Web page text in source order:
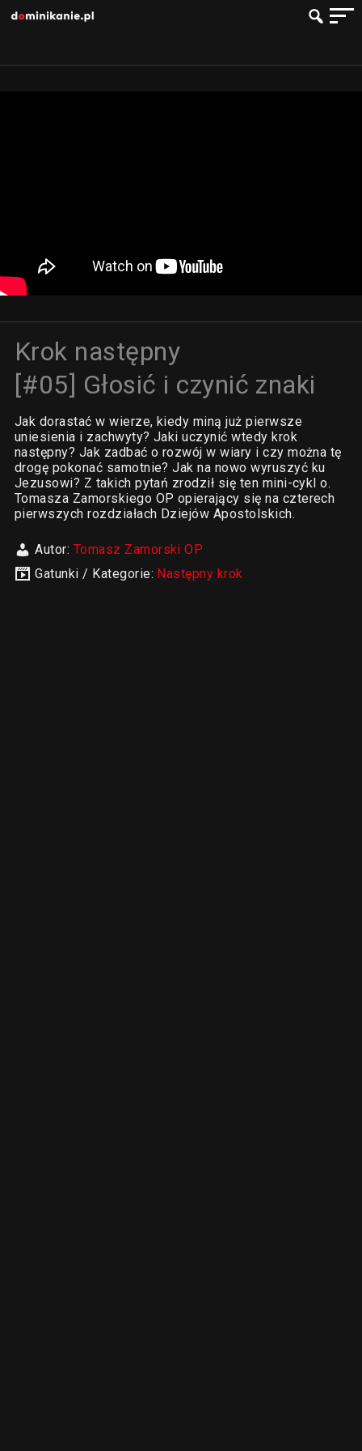
Krok następny
[#05] Głosić i czynić znaki
Jak dorastać w wierze, kiedy miną już pierwsze
uniesienia i zachwyty? Jaki uczynić wtedy krok
następny? Jak zadbać o rozwój w wiary i czy można tę
drogę pokonać samotnie? Jak na nowo wyruszyć ku
Jezusowi? Z takich pytań zrodził się ten mini-cykl o.
Tomasza Zamorskiego OP opierający się na czterech
pierwszych rozdziałach Dziejów Apostolskich.
Autor: Tomasz Zamorski OP
Gatunki / Kategorie: Następny krok